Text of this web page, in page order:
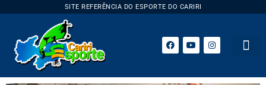
SITE REFERÊNCIA DO ESPORTE DO CARIRI